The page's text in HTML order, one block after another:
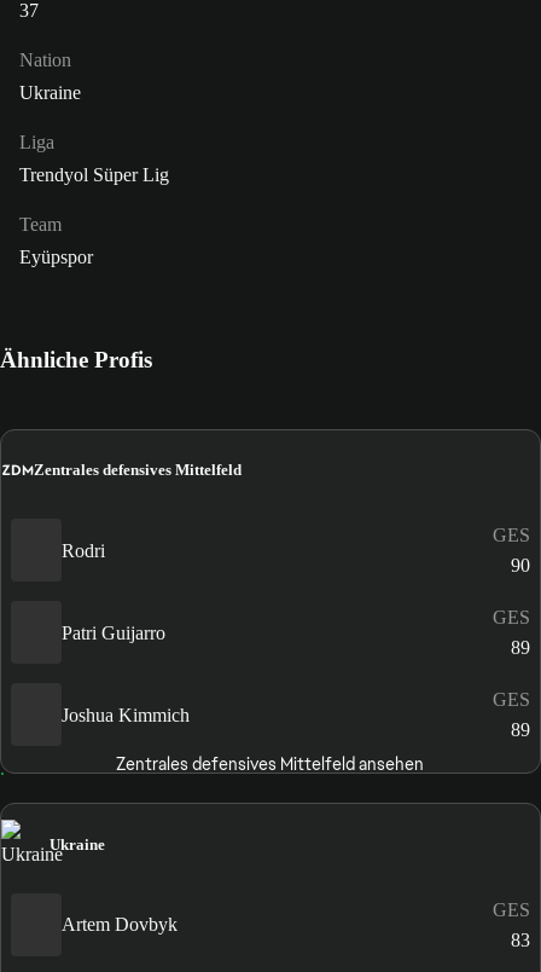
37
Nation
Ukraine
Liga
Trendyol Süper Lig
Team
Eyüpspor
Ähnliche Profis
ZDMZentrales defensives Mittelfeld
Rodri
GES
90
Patri Guijarro
GES
89
Joshua Kimmich
GES
89
Zentrales defensives Mittelfeld ansehen
Ukraine
Artem Dovbyk
GES
83